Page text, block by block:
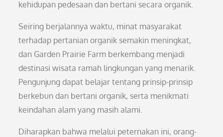
kehidupan pedesaan dan bertani secara organik.
Seiring berjalannya waktu, minat masyarakat
terhadap pertanian organik semakin meningkat,
dan Garden Prairie Farm berkembang menjadi
destinasi wisata ramah lingkungan yang menarik.
Pengunjung dapat belajar tentang prinsip-prinsip
berkebun dan bertani organik, serta menikmati
keindahan alam yang masih alami.
Diharapkan bahwa melalui peternakan ini, orang-